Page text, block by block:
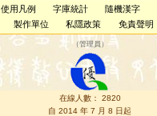
使用凡例 字庫統計 隨機漢字
製作單位 私隱政策 免責聲明
（管理員 ）
在線人數： 2820
自 2014 年 7 月 8 日起